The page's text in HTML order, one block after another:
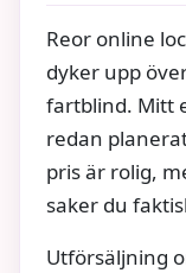
Reor online
dyker upp
fartblind. Mitt
redan
pris är rolig,
saker du
Utförsäljning